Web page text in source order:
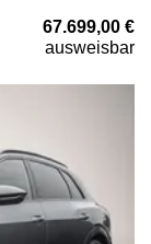
67.699,00 €
ausweisbar